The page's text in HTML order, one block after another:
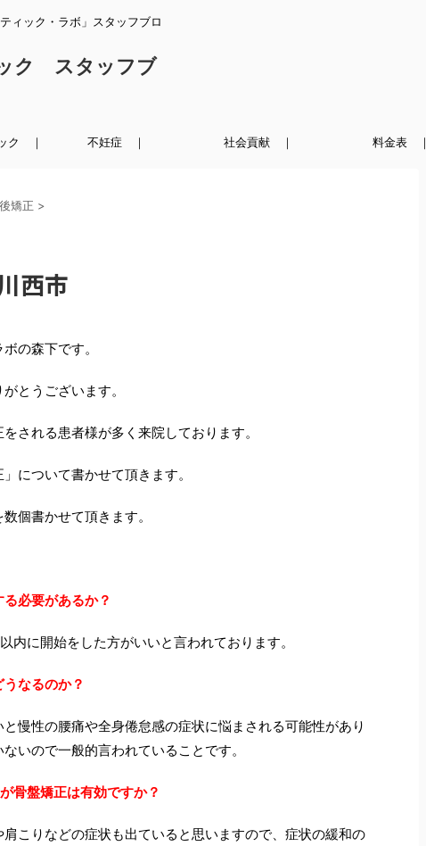
ィック・ラボ」スタッフブロ
ク スタッフブ
ク ｜ 不妊症 ｜ 社会貢献 ｜ 料金表 ｜
矯正 >
西市
の森下です。
とうございます。
される患者様が多く来院しております。
について書かせて頂きます。
個書かせて頂きます。
必要があるか？
内に開始をした方がいいと言われております。
なるのか？
慢性の腰痛や全身倦怠感の症状に悩まされる可能性があり
いので一般的言われていることです。
骨盤矯正は有効ですか？
こりなどの症状も出ていると思いますので、症状の緩和の